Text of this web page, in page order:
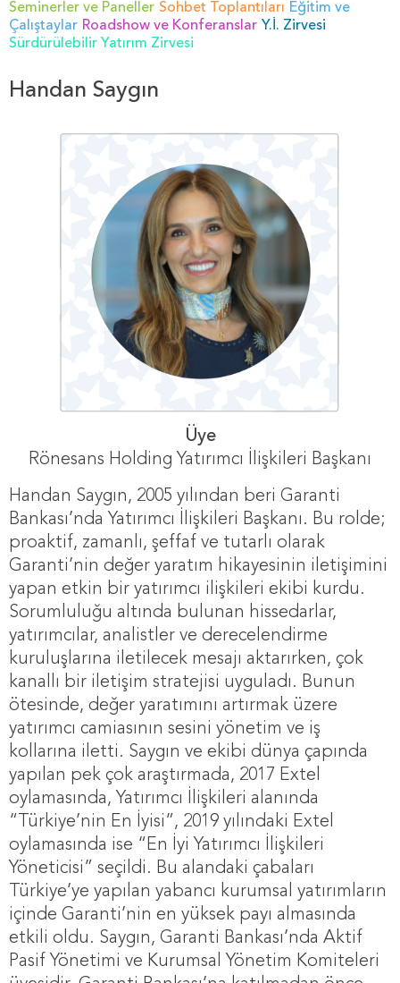
Seminerler ve Paneller Sohbet Toplantıları Eğitim ve
Çalıştaylar Roadshow ve Konferanslar Y.İ. Zirvesi
Sürdürülebilir Yatırım Zirvesi
Handan Saygın
Üye
Rönesans Holding Yatırımcı İlişkileri Başkanı
Handan Saygın, 2005 yılından beri Garanti
Bankası’nda Yatırımcı İlişkileri Başkanı. Bu rolde;
proaktif, zamanlı, şeffaf ve tutarlı olarak
Garanti’nin değer yaratım hikayesinin iletişimini
yapan etkin bir yatırımcı ilişkileri ekibi kurdu.
Sorumluluğu altında bulunan hissedarlar,
yatırımcılar, analistler ve derecelendirme
kuruluşlarına iletilecek mesajı aktarırken, çok
kanallı bir iletişim stratejisi uyguladı. Bunun
ötesinde, değer yaratımını artırmak üzere
yatırımcı camiasının sesini yönetim ve iş
kollarına iletti. Saygın ve ekibi dünya çapında
yapılan pek çok araştırmada, 2017 Extel
oylamasında, Yatırımcı İlişkileri alanında
“Türkiye’nin En İyisi”, 2019 yılındaki Extel
oylamasında ise “En İyi Yatırımcı İlişkileri
Yöneticisi” seçildi. Bu alandaki çabaları
Türkiye’ye yapılan yabancı kurumsal yatırımların
içinde Garanti’nin en yüksek payı almasında
etkili oldu. Saygın, Garanti Bankası’nda Aktif
Pasif Yönetimi ve Kurumsal Yönetim Komiteleri